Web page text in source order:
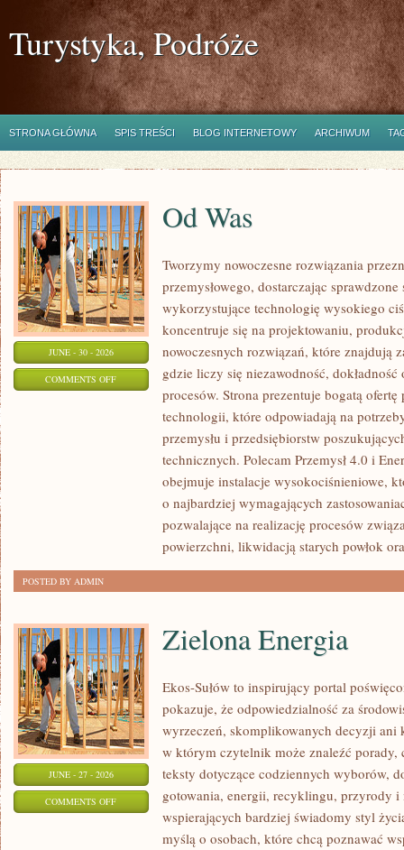
Turystyka, Podróże
STRONA GŁÓWNA SPIS TREŚCI BLOG INTERNETOWY ARCHIWUM
JUNE - 30 - 2026
COMMENTS OFFON
Od Was
Tworzymy nowoczesne rozwiązania
przemysłowego, dostarczając
wykorzystujące technologię wysokiego
koncentruje się na projektowaniu,
nowoczesnych rozwiązań, które znajdują
gdzie liczy się niezawodność,
procesów. Strona prezentuje bogatą ofertę
technologii, które odpowiadają na
przemysłu i przedsiębiorstw
technicznych. Polecam Przemysł 4.0 i
obejmuje instalacje wysokociśnieniowe,
o najbardziej wymagających
pozwalające na realizację procesów
powierzchni, likwidacją starych powłok
POSTED BY ADMIN
JUNE - 27 - 2026
COMMENTS OFFON
Zielona Energia
Ekos-Sułów to inspirujący portal
pokazuje, że odpowiedzialność za
wyrzeczeń, skomplikowanych decyzji ani
w którym czytelnik może znaleźć porady,
teksty dotyczące codziennych wyborów,
gotowania, energii, recyklingu, przyrody i
wspierających bardziej świadomy styl
myślą o osobach, które chcą poznawać